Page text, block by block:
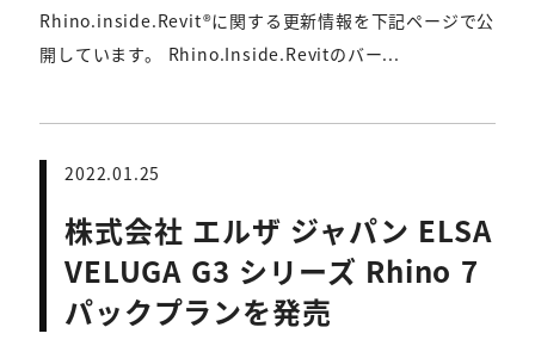
Rhino.inside.Revit®に関する更新情報を下記ページで公
開しています。 Rhino.Inside.Revitのバー...
2022.01.25
株式会社 エルザ ジャパン ELSA
VELUGA G3 シリーズ Rhino 7
パックプランを発売